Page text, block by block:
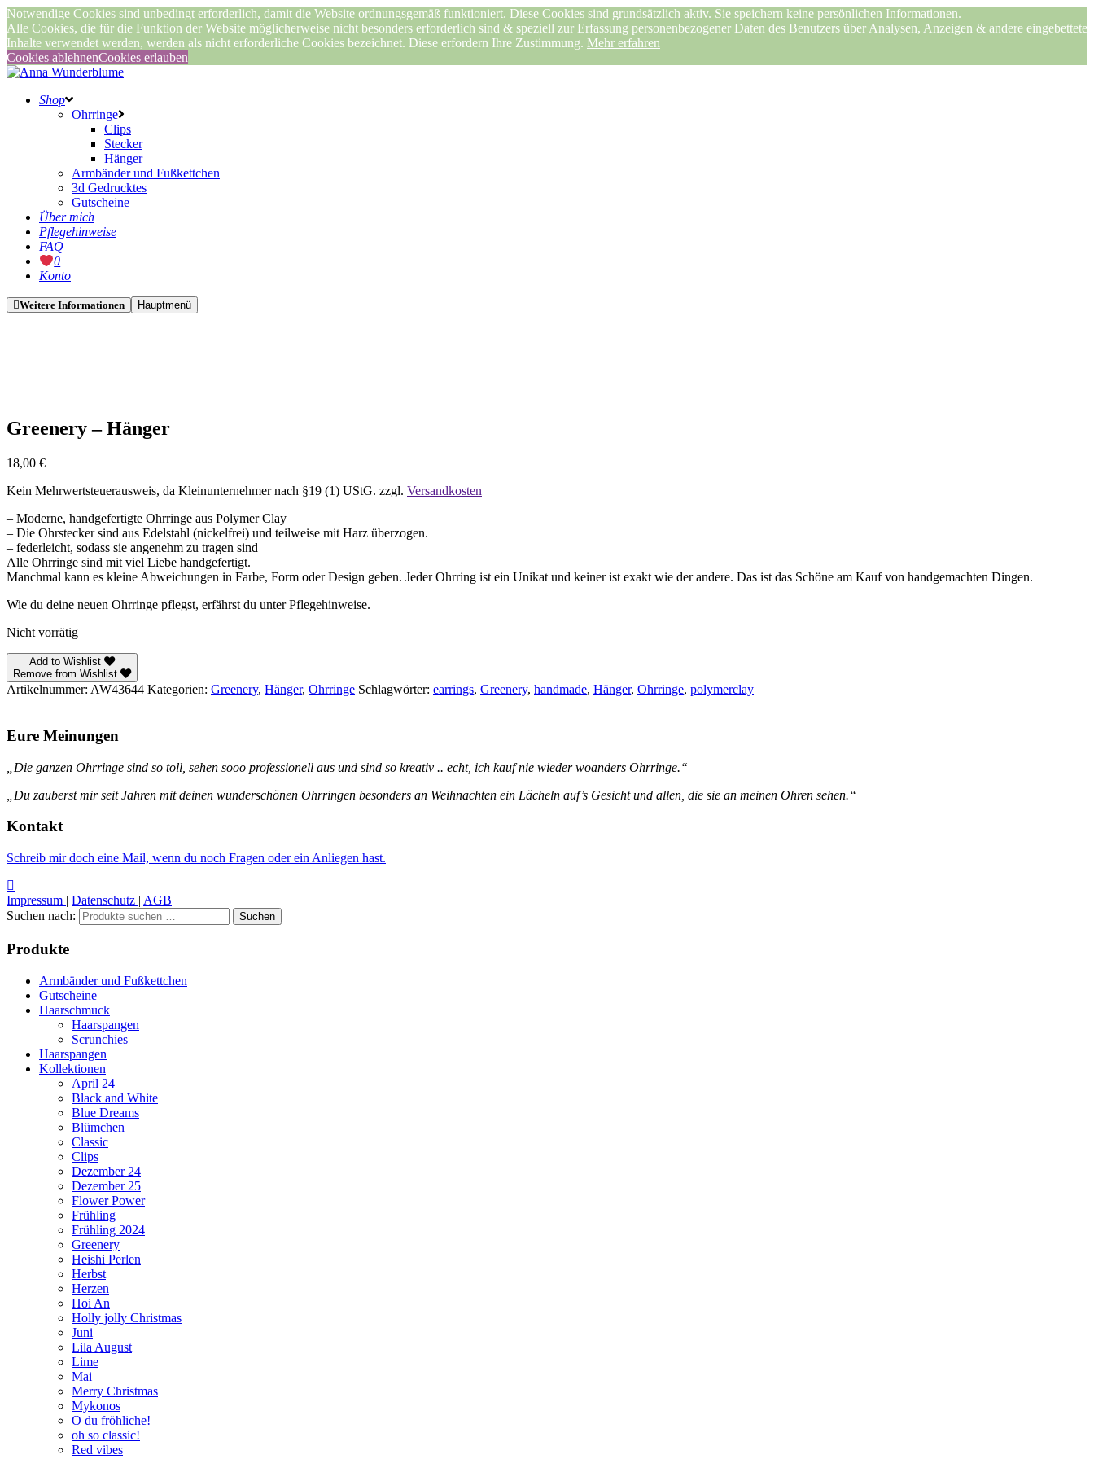
Notwendige Cookies sind unbedingt erforderlich, damit die Website ordnungsgemäß funktioniert. Diese Cookies sind grundsätzlich aktiv. Sie speichern keine persönlichen Informationen.
Alle Cookies, die für die Funktion der Website möglicherweise nicht besonders erforderlich sind & speziell zur Erfassung personenbezogener Daten des Benutzers über Analysen, Anzeigen & andere eingebettete
Inhalte verwendet werden, werden als nicht erforderliche Cookies bezeichnet. Diese erfordern Ihre Zustimmung. Mehr erfahren
Cookies ablehnenCookies erlauben
Shop
Ohrringe
Clips
Stecker
Hänger
Armbänder und Fußkettchen
3d Gedrucktes
Gutscheine
Über mich
Pflegehinweise
FAQ
0
Konto
Weitere Informationen Hauptmenü
Greenery – Hänger
18,00 €
Kein Mehrwertsteuerausweis, da Kleinunternehmer nach §19 (1) UStG. zzgl. Versandkosten
– Moderne, handgefertigte Ohrringe aus Polymer Clay
– Die Ohrstecker sind aus Edelstahl (nickelfrei) und teilweise mit Harz überzogen.
– federleicht, sodass sie angenehm zu tragen sind
Alle Ohrringe sind mit viel Liebe handgefertigt.
Manchmal kann es kleine Abweichungen in Farbe, Form oder Design geben. Jeder Ohrring ist ein Unikat und keiner ist exakt wie der andere. Das ist das Schöne am Kauf von handgemachten Dingen.
Wie du deine neuen Ohrringe pflegst, erfährst du unter Pflegehinweise.
Nicht vorrätig
Add to Wishlist
Remove from Wishlist
Artikelnummer: AW43644 Kategorien: Greenery, Hänger, Ohrringe Schlagwörter: earrings, Greenery, handmade, Hänger, Ohrringe, polymerclay
Eure Meinungen
„Die ganzen Ohrringe sind so toll, sehen sooo professionell aus und sind so kreativ .. echt, ich kauf nie wieder woanders Ohrringe.“
„Du zauberst mir seit Jahren mit deinen wunderschönen Ohrringen besonders an Weihnachten ein Lächeln auf’s Gesicht und allen, die sie an meinen Ohren sehen.“
Kontakt
Schreib mir doch eine Mail, wenn du noch Fragen oder ein Anliegen hast.
Impressum | Datenschutz | AGB
Suchen nach:
Suchen
Produkte
Armbänder und Fußkettchen
Gutscheine
Haarschmuck
Haarspangen
Scrunchies
Haarspangen
Kollektionen
April 24
Black and White
Blue Dreams
Blümchen
Classic
Clips
Dezember 24
Dezember 25
Flower Power
Frühling
Frühling 2024
Greenery
Heishi Perlen
Herbst
Herzen
Hoi An
Holly jolly Christmas
Juni
Lila August
Lime
Mai
Merry Christmas
Mykonos
O du fröhliche!
oh so classic!
Red vibes